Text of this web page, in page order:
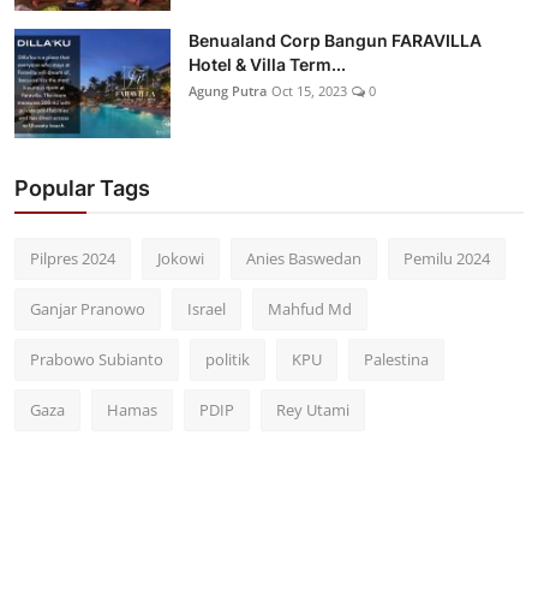
Benualand Corp Bangun FARAVILLA
Hotel & Villa Term...
Agung Putra Oct 15, 2023 0
Popular Tags
Pilpres 2024 Jokowi Anies Baswedan Pemilu 2024
Ganjar Pranowo Israel Mahfud Md
Prabowo Subianto politik KPU Palestina
Gaza Hamas PDIP Rey Utami